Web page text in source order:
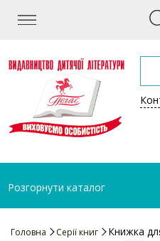
Розгорнути каталог
Головна Серії книг Книжка